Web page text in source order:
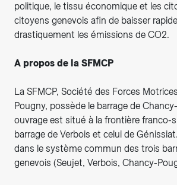
politique, le tissu économique et les
citoyens genevois afin de baisser
drastiquement les émissions de CO2.
A propos de la SFMCP
La SFMCP, Société des Forces
Pougny, possède le barrage de
ouvrage est situé à la frontière franco-
barrage de Verbois et celui de
dans le système commun des trois
genevois (Seujet, Verbois, Chancy-